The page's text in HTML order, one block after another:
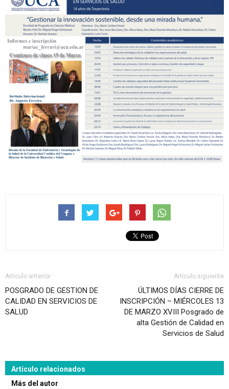
Artículo anterior
POSGRADO DE GESTION DE
CALIDAD EN SERVICIOS DE
SALUD
Artículo siguiente
ÚLTIMOS DÍAS CIERRE DE
INSCRIPCIÓN – MIÉRCOLES 13
DE MARZO XVIII Posgrado de
alta Gestión de Calidad en
Servicios de Salud
Artículo relacionados
Más del autor